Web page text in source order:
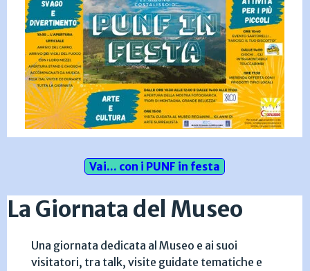
Vai... con i PUNF in festa
La Giornata del Museo
Una giornata dedicata al Museo e ai suoi
visitatori, tra talk, visite guidate tematiche e